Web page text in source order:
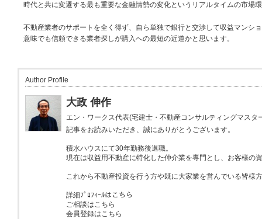
時代と共に変遷する最も重要な金融情勢の変化というリアルタイムの市場
不動産業者のサポートを全く得ず、自ら単独で銀行と交渉して収益マンシ
意味でも信頼できる業者探しが購入への最短の近道かと思います。
Author Profile
大政 伸作
エン・ワークス代表(宅建士・不動産コンサルティングマスタ
記事をお読みいただき、誠にありがとうございます。
積水ハウスにて30年勤務後退職。
現在は収益用不動産に特化した仲介業を専門とし、お客様の
これから不動産投資を行う方や既に大家業を営んでいる皆様
詳細ﾌﾟﾛﾌｨｰﾙはこちら
ご相談はこちら
会員登録はこちら